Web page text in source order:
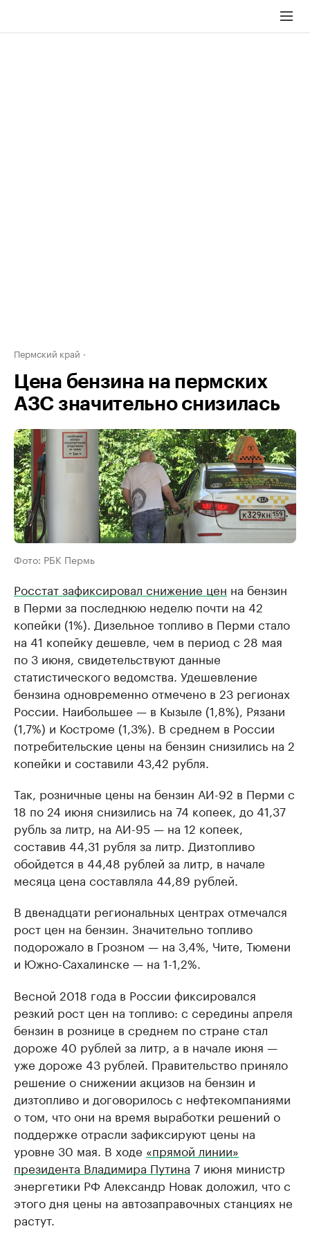
Пермский край
Цена бензина на пермских
АЗС значительно снизилась
Фото: РБК Пермь
Росстат зафиксировал снижение цен на бензин
в Перми за последнюю неделю почти на 42
копейки (1%). Дизельное топливо в Перми стало
на 41 копейку дешевле, чем в период с 28 мая
по 3 июня, свидетельствуют данные
статистического ведомства. Удешевление
бензина одновременно отмечено в 23 регионах
России. Наибольшее — в Кызыле (1,8%), Рязани
(1,7%) и Костроме (1,3%). ​В среднем в России
потребительские цены на бензин снизились на 2
копейки и составили 43,42 рубля.
Так, розничные цены на бензин АИ-92 в Перми с
18 по 24 июня снизились на 74 копеек, до 41,37
рубль за литр, на АИ-95 — на 12 копеек,
составив 44,31 рубля за литр. Дизтопливо
обойдется в 44,48 рублей за литр, в начале
месяца цена составляла 44,89 рублей.
В двенадцати региональных центрах отмечался
рост цен на бензин. Значительно топливо
подорожало в Грозном — на 3,4%, Чите, Тюмени
и Южно-Сахалинске — на 1-1,2%.
Весной 2018 года в России фиксировался
резкий рост цен на топливо: с середины апреля
бензин в рознице в среднем по стране стал
дороже 40 рублей за литр, а в начале июня —
уже дороже 43 рублей. Правительство приняло
решение о снижении акцизов на бензин и
дизтопливо и договорилось с нефтекомпаниями
о том, что они на время выработки решений о
поддержке отрасли зафиксируют цены на
уровне 30 мая. В ходе «прямой линии»
президента Владимира Путина 7 июня министр
энергетики РФ Александр Новак доложил, что с
этого дня цены на автозаправочных станциях не
растут.